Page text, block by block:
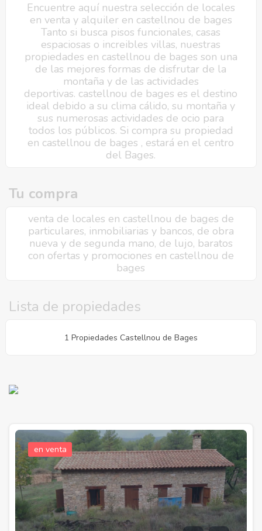
Encuentre aquí nuestra selección de locales
en venta y alquiler en castellnou de bages
Tanto si busca pisos funcionales, casas
espaciosas o increibles villas, nuestras
propiedades en castellnou de bages son una
de las mejores formas de disfrutar de la
montaña y de las actividades
deportivas. castellnou de bages es el destino
ideal debido a su clima cálido, su montaña y
sus numerosas actividades de ocio para
todos los públicos. Si compra su propiedad
en castellnou de bages , estará en el centro
del Bages.
Tu compra
venta de locales en castellnou de bages de
particulares, inmobiliarias y bancos, de obra
nueva y de segunda mano, de lujo, baratos
con ofertas y promociones en castellnou de
bages
Lista de propiedades
1 Propiedades Castellnou de Bages
en venta